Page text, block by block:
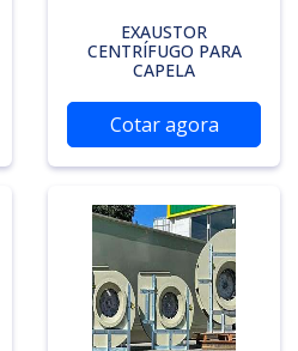
EXAUSTOR
CENTRÍFUGO PARA
CAPELA
Cotar agora